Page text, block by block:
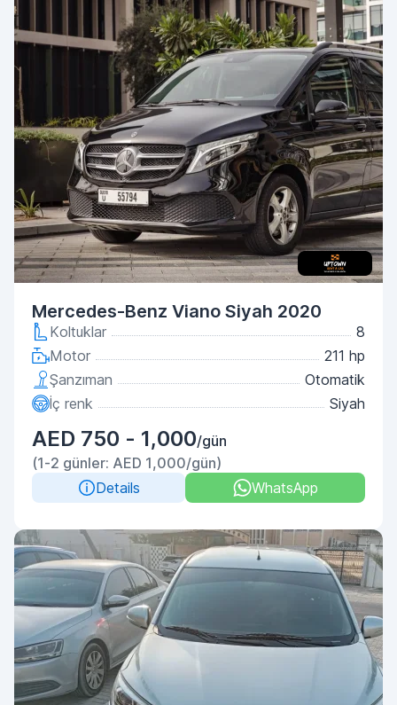
Mercedes-Benz Viano Siyah 2020
Koltuklar
8
Motor
211 hp
Şanzıman
Otomatik
İç renk
Siyah
AED 750 - 1,000/gün
(1-2 günler: AED 1,000/gün)
Details
WhatsApp